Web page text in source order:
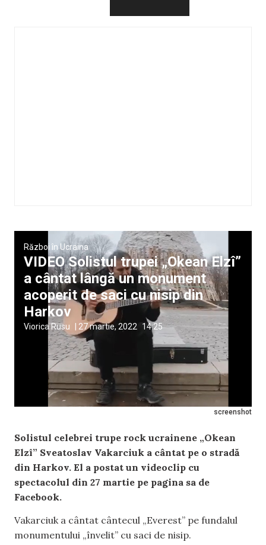
screenshot
Război în Ucraina
VIDEO Solistul trupei „Okean Elzî”
a cântat lângă un monument
acoperit de saci cu nisip din
Harkov
Viorica Rusu 27 martie, 2022 14:25
Solistul celebrei trupe rock ucrainene „Okean
Elzî” Sveatoslav Vakarciuk a cântat pe o stradă
din Harkov. El a postat un videoclip cu
spectacolul din 27 martie pe pagina sa de
Facebook.
Vakarciuk a cântat cântecul „Everest” pe fundalul
monumentului „învelit” cu saci de nisip.